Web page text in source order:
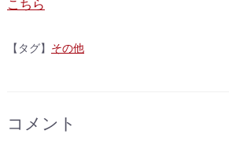
こちら
【タグ】 その他
コメント